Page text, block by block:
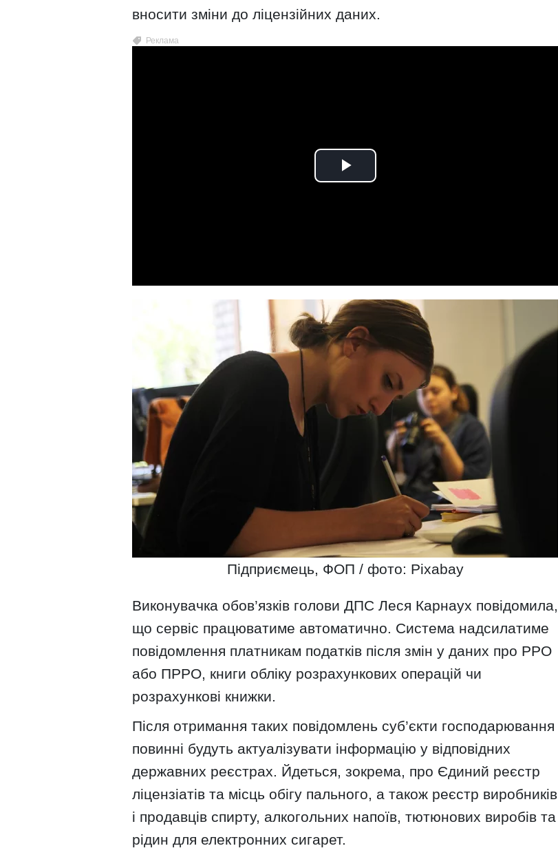
вносити зміни до ліцензійних даних.
Підприємець, ФОП / фото: Pixabay
Виконувачка обов’язків голови ДПС Леся Карнаух повідомила,
що сервіс працюватиме автоматично. Система надсилатиме
повідомлення платникам податків після змін у даних про РРО
або ПРРО, книги обліку розрахункових операцій чи
розрахункові книжки.
Після отримання таких повідомлень суб’єкти господарювання
повинні будуть актуалізувати інформацію у відповідних
державних реєстрах. Йдеться, зокрема, про Єдиний реєстр
ліцензіатів та місць обігу пального, а також реєстр виробників
і продавців спирту, алкогольних напоїв, тютюнових виробів та
рідин для електронних сигарет.